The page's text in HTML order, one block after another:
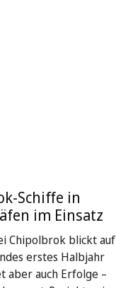
Schiffe in
im Einsatz
Chipolbrok blickt auf
erstes Halbjahr
aber auch Erfolge –